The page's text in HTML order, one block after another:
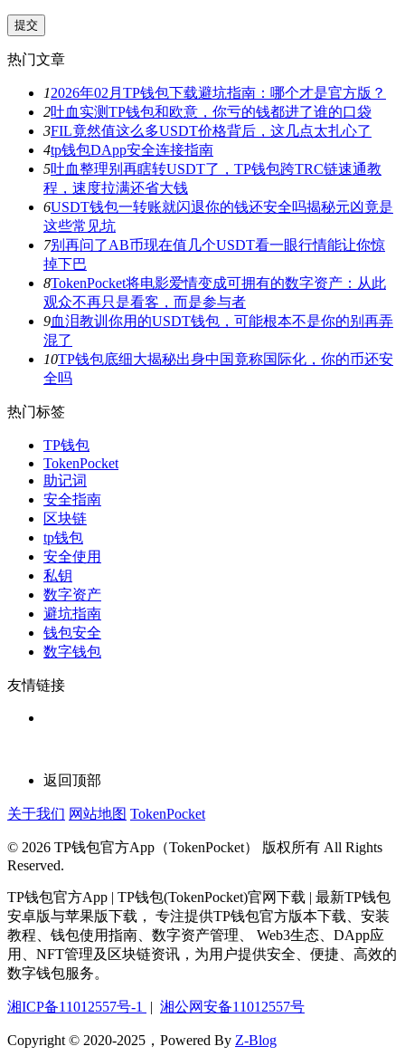
热门文章
12026年02月TP钱包下载避坑指南：哪个才是官方版？
2吐血实测TP钱包和欧意，你亏的钱都进了谁的口袋
3FIL竟然值这么多USDT价格背后，这几点太扎心了
4tp钱包DApp安全连接指南
5吐血整理别再瞎转USDT了，TP钱包跨TRC链速通教
程，速度拉满还省大钱
6USDT钱包一转账就闪退你的钱还安全吗揭秘元凶竟是
这些常见坑
7别再问了AB币现在值几个USDT看一眼行情能让你惊
掉下巴
8TokenPocket将电影爱情变成可拥有的数字资产：从此
观众不再只是看客，而是参与者
9血泪教训你用的USDT钱包，可能根本不是你的别再弄
混了
10TP钱包底细大揭秘出身中国竟称国际化，你的币还安
全吗
热门标签
TP钱包
TokenPocket
助记词
安全指南
区块链
tp钱包
安全使用
私钥
数字资产
避坑指南
钱包安全
数字钱包
友情链接
返回顶部
关于我们 网站地图 TokenPocket
© 2026 TP钱包官方App（TokenPocket） 版权所有 All Rights
Reserved.
TP钱包官方App | TP钱包(TokenPocket)官网下载 | 最新TP钱包
安卓版与苹果版下载， 专注提供TP钱包官方版本下载、安装
教程、钱包使用指南、数字资产管理、 Web3生态、DApp应
用、NFT管理及区块链资讯，为用户提供安全、便捷、高效的
数字钱包服务。
湘ICP备11012557号-1 | 湘公网安备11012557号
Copyright © 2020-2025，Powered By Z-Blog